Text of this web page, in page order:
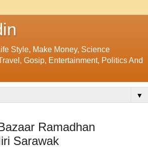
Style, Make Money, Science
Gosip, Entertainment, Politics And
▼
Ramadhan
Sarawak